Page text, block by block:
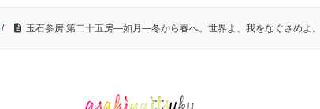
/ 玉石参房 第二十五房―如月―冬から春へ。世界よ、我をなぐさめよ。